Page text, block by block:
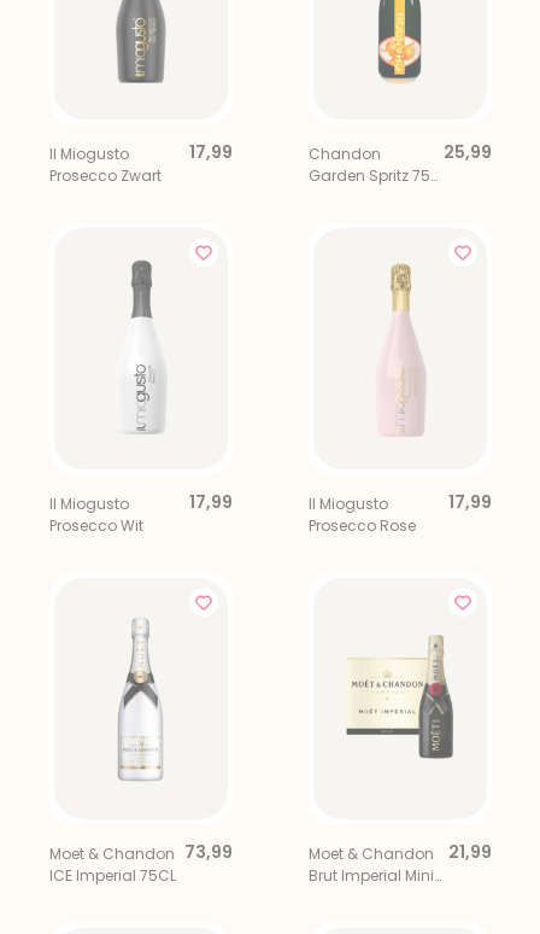
Il Miogusto
Prosecco Zwart
17,99
Chandon
Garden Spritz 75
25,99
Il Miogusto
Prosecco Wit
17,99
Il Miogusto
Prosecco Rose
17,99
Moet & Chandon
ICE Imperial 75CL
73,99
Moet & Chandon
Brut Imperial Mini
21,99